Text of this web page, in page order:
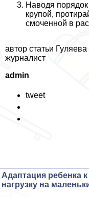
Наводя
крупой,
смоченной в
автор статьи
журналист
admin
tweet
Адаптация ребенка
нагрузку на